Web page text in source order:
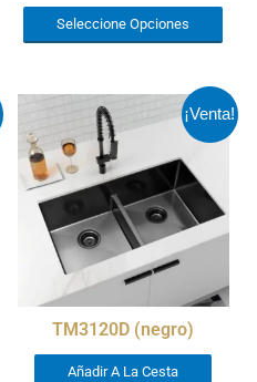
Seleccione Opciones
¡Venta!
TM3120D (negro)
Añadir A La Cesta